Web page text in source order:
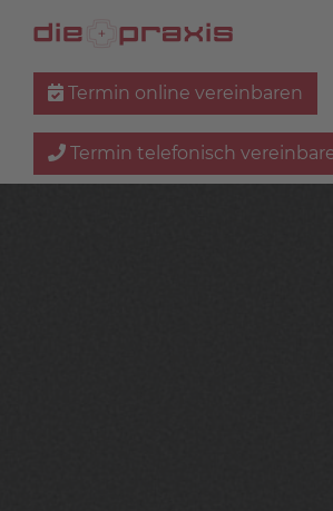
Termin online vereinbaren
Termin telefonisch